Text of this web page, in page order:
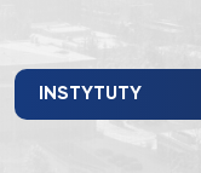
INSTYTUTY